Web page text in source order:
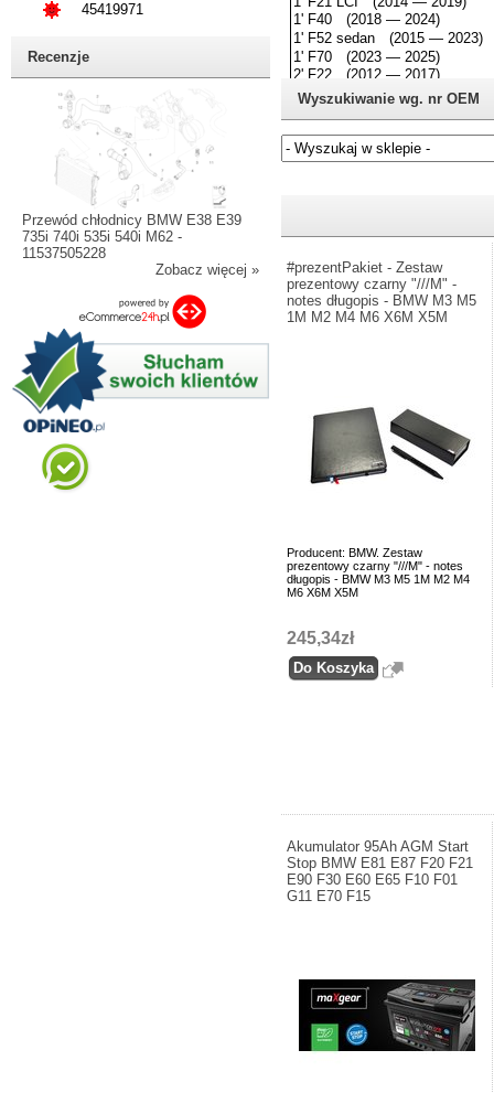
45419971
Recenzje
Przewód chłodnicy BMW E38 E39
735i 740i 535i 540i M62 -
11537505228
Zobacz więcej »
Wyszukiwanie wg. nr OEM
#prezentPakiet - Zestaw
prezentowy czarny "///M" -
notes długopis - BMW M3 M5
1M M2 M4 M6 X6M X5M
Producent: BMW. Zestaw
prezentowy czarny "///M" - notes
długopis - BMW M3 M5 1M M2 M4
M6 X6M X5M
245,34zł
Akumulator 95Ah AGM Start
Stop BMW E81 E87 F20 F21
E90 F30 E60 E65 F10 F01
G11 E70 F15